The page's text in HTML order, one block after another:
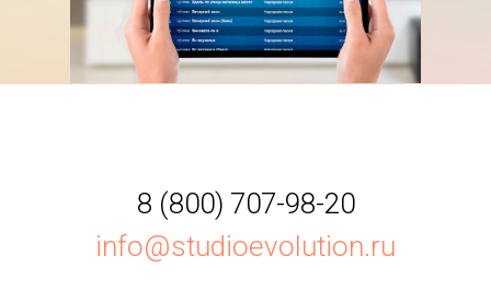
8 (800) 707-98-20
info@studioevolution.ru